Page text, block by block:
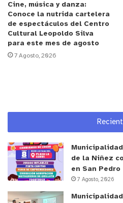
vehículos municipales, los
eludir la fiscalización
inmueble colindante. En
una mujer de la tercera
de la situación de riesgo,
Los funcionarios de
sospechosos,
C.J.F.O., de 18 años. En
perímetro, el personal
había deshecho de un
dimensiones momentos
Cine, música y danza:
Conoce la nutrida cartelera
de espectáculos del Centro
Cultural Leopoldo Silva
para este mes de agosto
7 Agosto, 2026
de la Niñez
en San Pedro
7 Agosto, 2026